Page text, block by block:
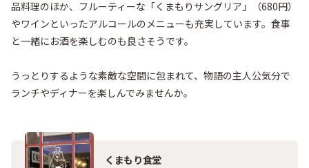
品料理のほか、フルーティーな「くまもりサングリア」（680円）
やワインといったアルコールのメニューも充実しています。食事
と一緒にお酒を楽しむのも良さそうです。
うっとりするような素敵な空間に包まれて、物語の主人公気分で
くまもり食堂